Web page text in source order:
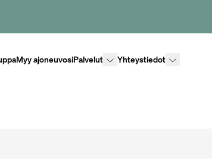
Myy ajoneuvosiPalvelutLisävalikko
YhteystiedotLisävalikko